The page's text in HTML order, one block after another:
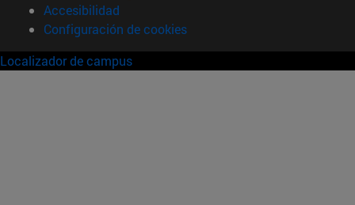
Accesibilidad
Configuración de cookies
Localizador de campus